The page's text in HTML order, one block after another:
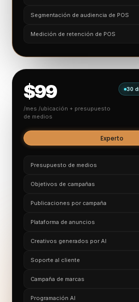
Segmentación de audiencia de POS
Medición de retención de POS
$99
/mes /ubicación + presupuesto
de medios
30
Experto
Presupuesto de medios
Objetivos de campañas
Publicaciones por campaña
Plataforma de anuncios
Creativos generados por AI
Soporte al cliente
Campaña de marcas
Programación AI